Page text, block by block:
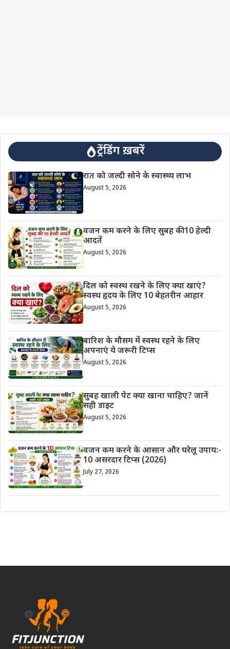
ट्रेंडिंग ख़बरें
रात को जल्दी सोने के स्वास्थ्य लाभ
August 5, 2026
वजन कम करने के लिए सुबह की 10 हेल्दी
आदतें
August 5, 2026
दिल को स्वस्थ रखने के लिए क्या खाएं?
स्वस्थ हृदय के लिए 10 बेहतरीन आहार
August 5, 2026
बारिश के मौसम में स्वस्थ रहने के लिए
अपनाएं ये जरूरी टिप्स
August 5, 2026
सुबह खाली पेट क्या खाना चाहिए? जानें
सही डाइट
August 5, 2026
वजन कम करने के आसान और घरेलू उपाय:-
10 असरदार टिप्स (2026)
July 27, 2026